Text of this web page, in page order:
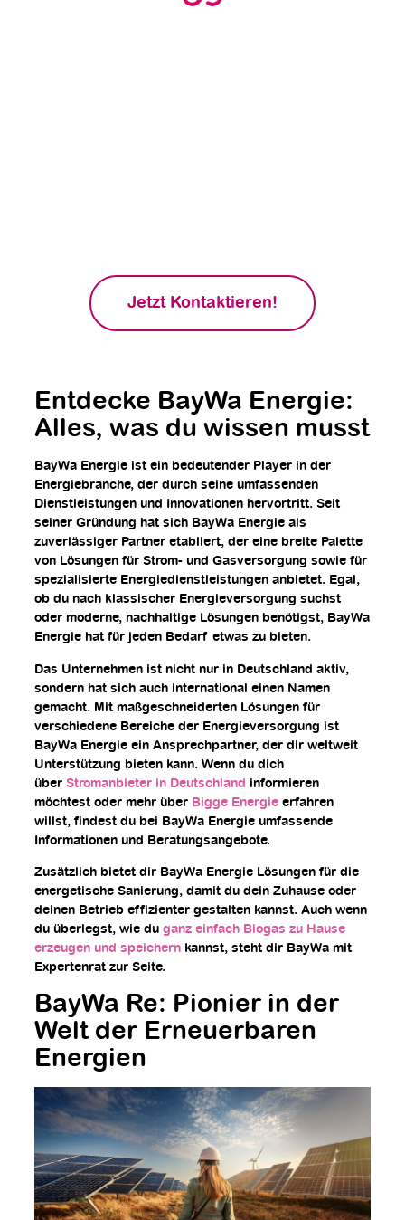
Jetzt Kontaktieren!
Entdecke BayWa Energie:
Alles, was du wissen musst
BayWa Energie ist ein bedeutender Player in der
Energiebranche, der durch seine umfassenden
Dienstleistungen und Innovationen hervortritt. Seit
seiner Gründung hat sich BayWa Energie als
zuverlässiger Partner etabliert, der eine breite Palette
von Lösungen für Strom- und Gasversorgung sowie für
spezialisierte Energiedienstleistungen anbietet. Egal,
ob du nach klassischer Energieversorgung suchst
oder moderne, nachhaltige Lösungen benötigst, BayWa
Energie hat für jeden Bedarf etwas zu bieten.
Das Unternehmen ist nicht nur in Deutschland aktiv,
sondern hat sich auch international einen Namen
gemacht. Mit maßgeschneiderten Lösungen für
verschiedene Bereiche der Energieversorgung ist
BayWa Energie ein Ansprechpartner, der dir weltweit
Unterstützung bieten kann. Wenn du dich
über Stromanbieter in Deutschland informieren
möchtest oder mehr über Bigge Energie erfahren
willst, findest du bei BayWa Energie umfassende
Informationen und Beratungsangebote.
Zusätzlich bietet dir BayWa Energie Lösungen für die
energetische Sanierung, damit du dein Zuhause oder
deinen Betrieb effizienter gestalten kannst. Auch wenn
du überlegst, wie du ganz einfach Biogas zu Hause
erzeugen und speichern kannst, steht dir BayWa mit
Expertenrat zur Seite.
BayWa Re: Pionier in der
Welt der Erneuerbaren
Energien